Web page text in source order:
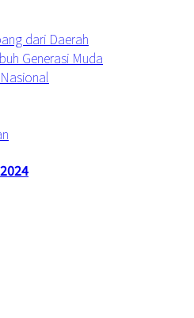
dari Daerah
Generasi Muda